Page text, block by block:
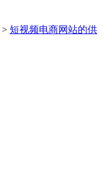
> 短视频电商网站的供